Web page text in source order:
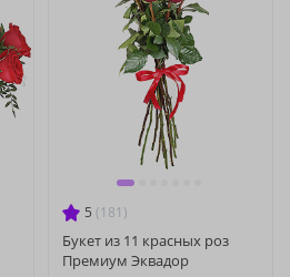
5 (181)
Букет из 11 красных роз
Премиум Эквадор